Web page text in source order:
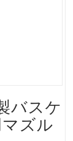
バスケ
ズル